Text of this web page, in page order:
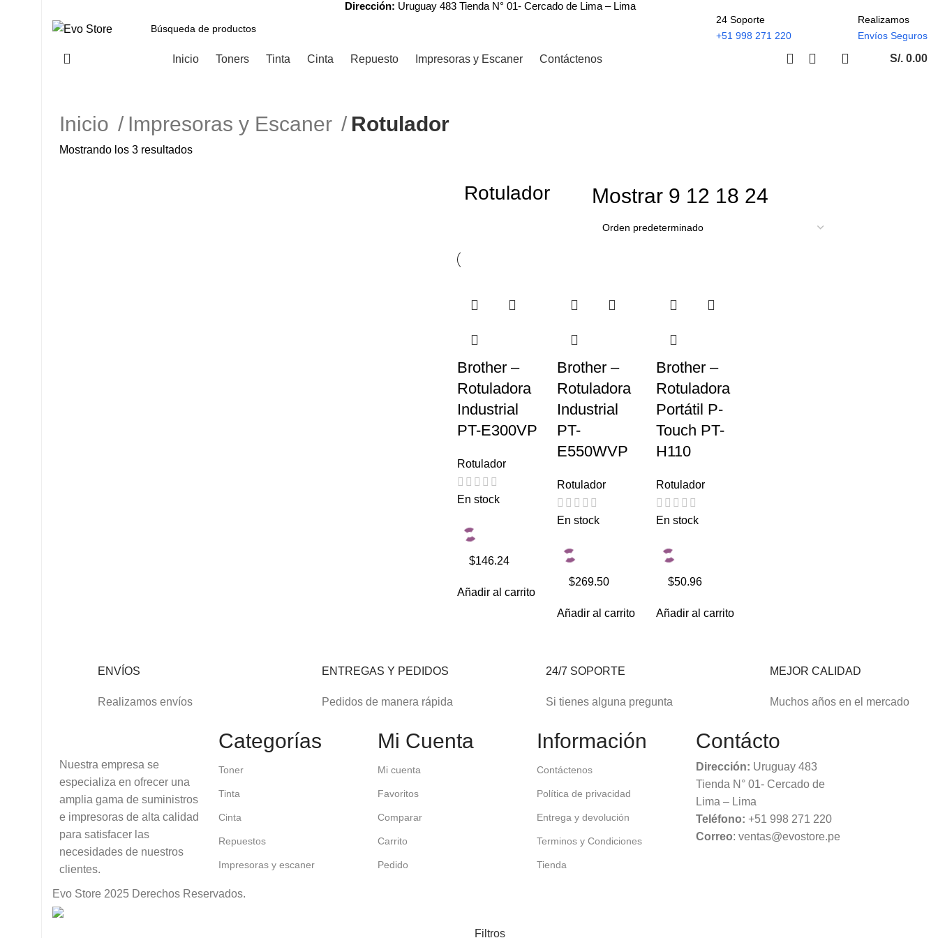
Dirección: Uruguay 483 Tienda N° 01- Cercado de Lima – Lima
24 Soporte
+51 998 271 220
Realizamos
Envíos Seguros
Inicio Toners Tinta Cinta Repuesto Impresoras y Escaner Contáctenos S/. 0.00
Inicio Impresoras y Escaner Rotulador
Mostrando los 3 resultados
Rotulador Mostrar 9 12 18 24
Brother –
Rotuladora
Industrial
PT-E300VP
Rotulador
En stock
$146.24
Añadir al carrito
Brother –
Rotuladora
Industrial
PT-
E550WVP
Rotulador
En stock
$269.50
Añadir al carrito
Brother –
Rotuladora
Portátil P-
Touch PT-
H110
Rotulador
En stock
$50.96
Añadir al carrito
ENVÍOS
Realizamos envíos
ENTREGAS Y PEDIDOS
Pedidos de manera rápida
24/7 SOPORTE
Si tienes alguna pregunta
MEJOR CALIDAD
Muchos años en el mercado
Nuestra empresa se
especializa en ofrecer una
amplia gama de suministros
e impresoras de alta calidad
para satisfacer las
necesidades de nuestros
clientes.
Categorías
Toner
Tinta
Cinta
Repuestos
Impresoras y escaner
Mi Cuenta
Mi cuenta
Favoritos
Comparar
Carrito
Pedido
Información
Contáctenos
Política de privacidad
Entrega y devolución
Terminos y Condiciones
Tienda
Contácto
Dirección: Uruguay 483
Tienda N° 01- Cercado de
Lima – Lima
Teléfono: +51 998 271 220
Correo: ventas@evostore.pe
Evo Store 2025 Derechos Reservados.
Filtros